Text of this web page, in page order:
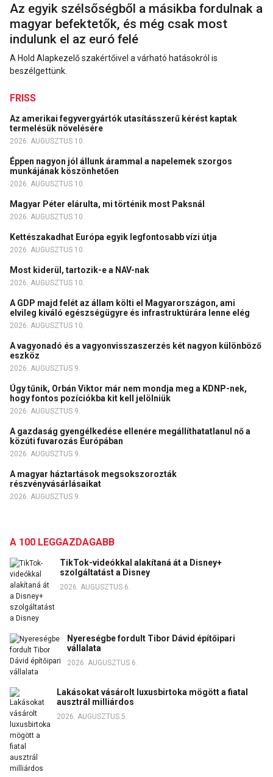
Az egyik szélsőségből a másikba fordulnak a
magyar befektetők, és még csak most
indulunk el az euró felé
A Hold Alapkezelő szakértőivel a várható hatásokról is
beszélgettünk.
FRISS
Az amerikai fegyvergyártók utasításszerű kérést kaptak
termelésük növelésére
2026. AUGUSZTUS 10.
Éppen nagyon jól állunk árammal a napelemek szorgos
munkájának köszönhetően
2026. AUGUSZTUS 10.
Magyar Péter elárulta, mi történik most Paksnál
2026. AUGUSZTUS 10.
Kettészakadhat Európa egyik legfontosabb vízi útja
2026. AUGUSZTUS 10.
Most kiderül, tartozik-e a NAV-nak
2026. AUGUSZTUS 10.
A GDP majd felét az állam költi el Magyarországon, ami
elvileg kiváló egészségügyre és infrastruktúrára lenne elég
2026. AUGUSZTUS 10.
A vagyonadó és a vagyonvisszaszerzés két nagyon különböző
eszköz
2026. AUGUSZTUS 9.
Úgy tűnik, Orbán Viktor már nem mondja meg a KDNP-nek,
hogy fontos pozíciókba kit kell jelölniük
2026. AUGUSZTUS 9.
A gazdaság gyengélkedése ellenére megállíthatatlanul nő a
közúti fuvarozás Európában
2026. AUGUSZTUS 9.
A magyar háztartások megsokszorozták
részvényvásárlásaikat
2026. AUGUSZTUS 9.
A 100 LEGGAZDAGABB
TikTok-videókkal alakítaná át a Disney+
szolgáltatást a Disney
2026. AUGUSZTUS 6.
Nyereségbe fordult Tibor Dávid építőipari
vállalata
2026. AUGUSZTUS 6.
Lakásokat vásárolt luxusbirtoka mögött a fiatal
ausztrál milliárdos
2026. AUGUSZTUS 5.